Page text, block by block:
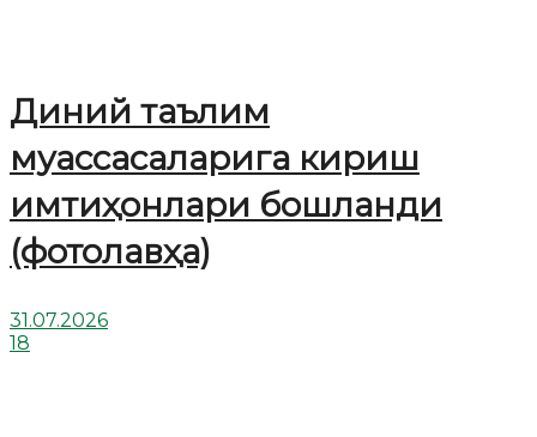
Диний таълим
муассасаларига кириш
имтиҳонлари бошланди
(фотолавҳа)
31.07.2026
18